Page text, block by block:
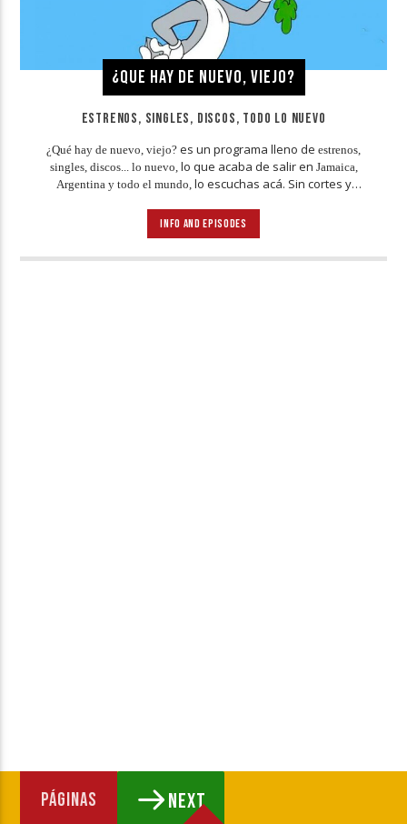
¿QUE HAY DE NUEVO, VIEJO?
ESTRENOS, SINGLES, DISCOS, TODO LO NUEVO
¿Qué hay de nuevo, viejo? es un programa lleno de estrenos,
singles, discos... lo nuevo,lo que acaba de salir en Jamaica,
Argentina y todo el mundo,lo escuchas acá. Sin cortes y
INFO AND EPISODES
PÁGINAS NEXT